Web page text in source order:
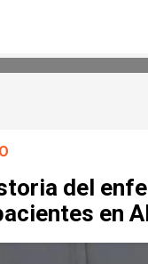
del
en